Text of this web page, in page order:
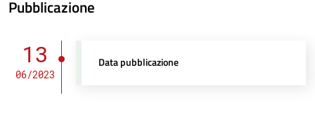
Pubblicazione
13
06/2023
Data pubblicazione